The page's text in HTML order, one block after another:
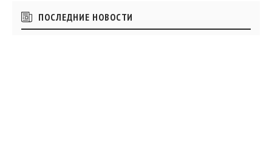
Боковые
виджеты
ПОСЛЕДНИЕ НОВОСТИ